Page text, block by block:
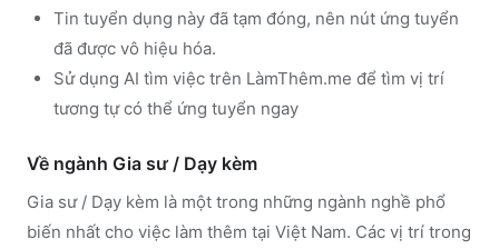
Tin tuyển dụng này đã tạm đóng, nên nút ứng tuyển
đã được vô hiệu hóa.
Sử dụng AI tìm việc trên LàmThêm.me để tìm vị trí
tương tự có thể ứng tuyển ngay
Về ngành Gia sư / Dạy kèm
Gia sư / Dạy kèm là một trong những ngành nghề phổ
biến nhất cho việc làm thêm tại Việt Nam. Các vị trí trong